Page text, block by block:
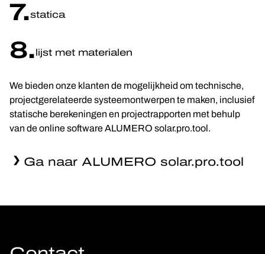
7.statica
8.lijst met materialen
We bieden onze klanten de mogelijkheid om technische,
projectgerelateerde systeemontwerpen te maken, inclusief
statische berekeningen en projectrapporten met behulp
van de online software ALUMERO solar.pro.tool.
Ga naar ALUMERO solar.pro.tool